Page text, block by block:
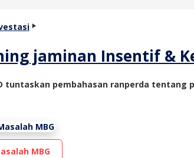
jaminan Insentif &
tuntaskan pembahasan ranperda
MBG